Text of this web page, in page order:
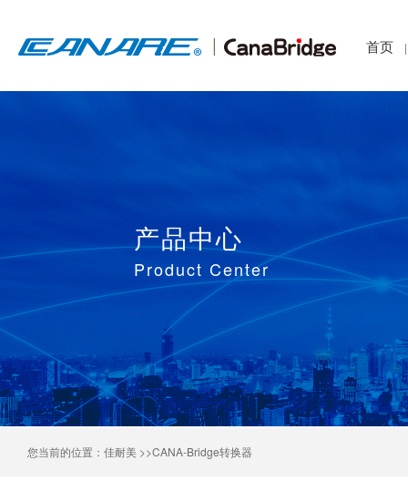
首页 |
产品中心
Product Center
您当前的位置： 佳耐美 >>CANA-Bridge转换器